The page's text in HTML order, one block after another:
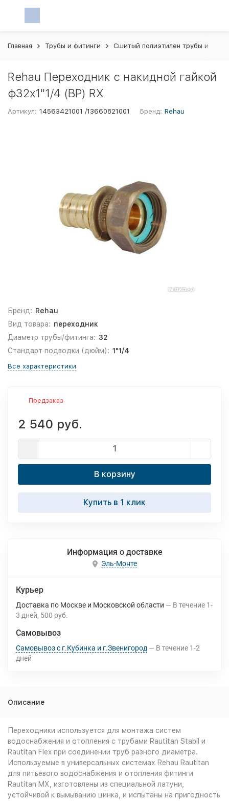
Главная Трубы и фитинги Сшитый полиэтилен трубы и
Rehau Переходник с накидной гайкой
ф32х1"1/4 (ВР) RX
Артикул: 14563421001 /13660821001 Бренд: Rehau
Бренд: Rehau
Вид товара: переходник
Диаметр трубы/фитинга: 32
Стандарт подводки (дюйм): 1"1/4
Все характеристики
Предзаказ
2 540 руб.
В корзину
Купить в 1 клик
Информация о доставке
Эль-Монте
Курьер
Доставка по Москве и Московской области В течение 1-
3 дней 500 руб.
Самовывоз
Самовывоз с г.Кубинка и г.Звенигород В течение 1-2
дней
Описание
Переходники используется для монтажа систем
водоснабжения и отопления c трубами Rautitan Stabil и
Rautitan Flex при соединении труб разного диаметра.
Используемые в универсальных системах Rehau Rautitan
для питьевого водоснабжения и отопления фитинги
Rautitan MX, изготовлены из специальной латуни,
устойчивой к вымыванию цинка, и испытаны на пригодность